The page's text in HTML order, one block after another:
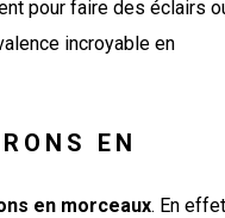
pour faire des éclairs
incroyable en
EN
en morceaux. En